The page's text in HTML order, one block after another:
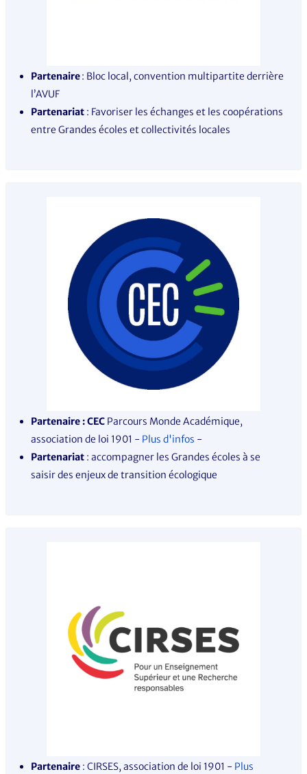
Partenaire: Bloc local, convention multipartite derrière
l’AVUF
Partenariat : Favoriser les échanges et les coopérations
entre Grandes écoles et collectivités locales
Partenaire : CECParcours Monde Académique,
association de loi 1901 - Plus d'infos -
Partenariat : accompagner les Grandes écoles à se
saisir des enjeux de transition écologique
Partenaire: CIRSES, association de loi 1901 - Plus